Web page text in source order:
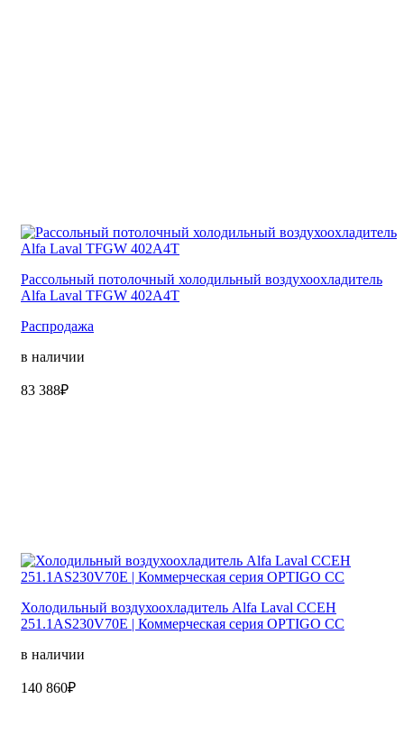
Рассольный потолочный холодильный воздухоохладитель
Alfa Laval TFGW 402A4T
Распродажа
в наличии
83 388₽
Холодильный воздухоохладитель Alfa Laval CCEH
251.1AS230V70E | Коммерческая серия OPTIGO CC
в наличии
140 860₽